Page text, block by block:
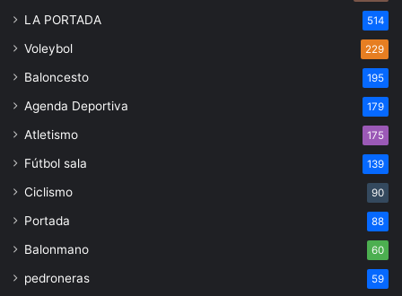
LA PORTADA 514
Voleybol 229
Baloncesto 195
Agenda Deportiva 179
Atletismo 175
Fútbol sala 139
Ciclismo 90
Portada 88
Balonmano 60
pedroneras 59